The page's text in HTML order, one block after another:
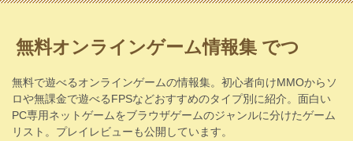
無料オンラインゲーム情報集 でつ
無料で遊べるオンラインゲームの情報集。初心者向けMMOからソ
ロや無課金で遊べるFPSなどおすすめのタイプ別に紹介。面白い
PC専用ネットゲームをブラウザゲームのジャンルに分けたゲーム
リスト。プレイレビューも公開しています。